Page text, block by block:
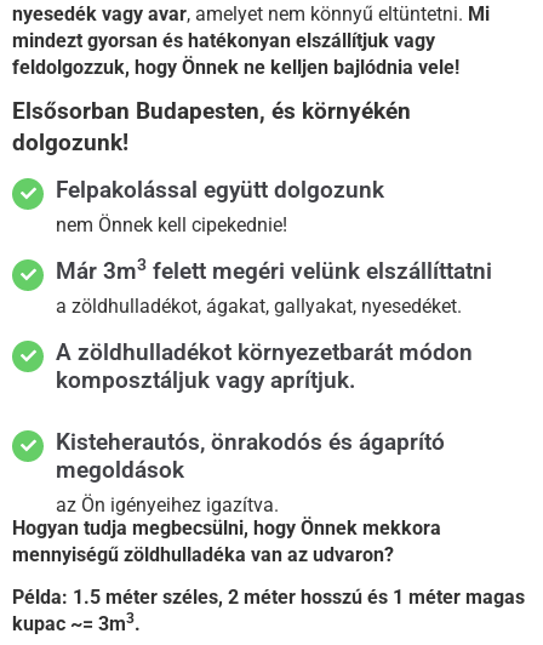
nyesedék vagy avar, amelyet nem könnyű eltüntetni. Mi
mindezt gyorsan és hatékonyan elszállítjuk vagy
feldolgozzuk, hogy Önnek ne kelljen bajlódnia vele!
Elsősorban Budapesten, és környékén
dolgozunk!
Felpakolással együtt dolgozunk
nem Önnek kell cipekednie!
Már 3m3 felett megéri velünk elszállíttatni
a zöldhulladékot, ágakat, gallyakat, nyesedéket.
A zöldhulladékot környezetbarát módon
komposztáljuk vagy aprítjuk.
Kisteherautós, önrakodós és ágaprító
megoldások
az Ön igényeihez igazítva.
Hogyan tudja megbecsülni, hogy Önnek mekkora
mennyiségű zöldhulladéka van az udvaron?
Példa: 1.5 méter széles, 2 méter hosszú és 1 méter magas
kupac ~= 3m3.